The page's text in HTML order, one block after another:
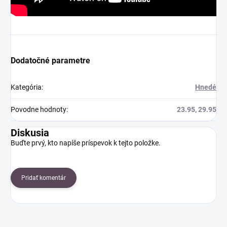
Dodatočné parametre
Kategória: Hnedé
Povodne hodnoty: 23.95, 29.95
Diskusia
Buďte prvý, kto napíše príspevok k tejto položke.
Pridať komentár